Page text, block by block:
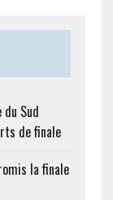
du Sud
de finale
la finale